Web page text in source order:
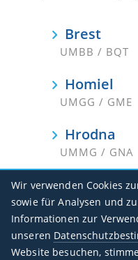
Brest
UMBB / BQT
Homiel
UMGG / GME
Hrodna
UMMG / GNA
Mahiliou
UMOO / MVQ
Minsk-2
UMMS / MSQ
Wir verwenden Cookies
sowie für Analysen und
Informationen zur
unseren
Website besuchen,